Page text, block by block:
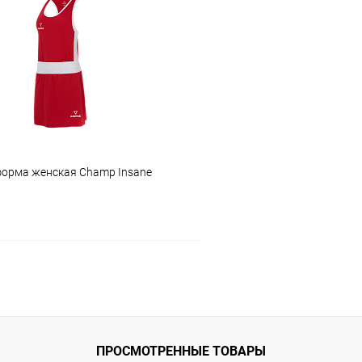
женская Champ Insane
Сравнение
ПРОСМОТРЕННЫЕ ТОВАРЫ